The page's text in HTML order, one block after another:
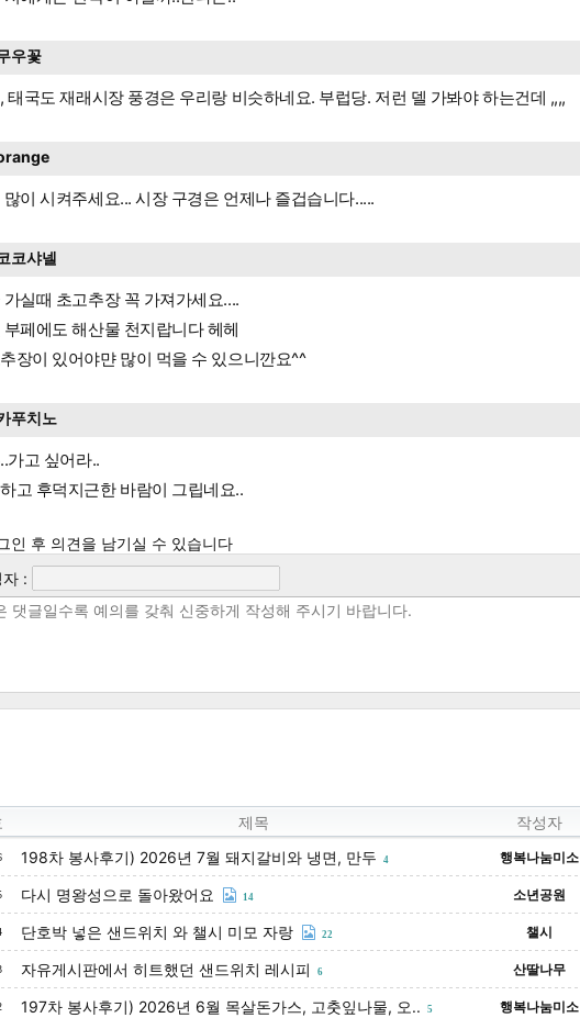
우꽃
태국도 재래시장 풍경은 우리랑 비슷하네요. 부럽당. 저런 델 가봐야 하는건데 ,,,,
많이 시켜주세요... 시장 구경은 언제나 즐겁습니다.....
코샤넬
실때 초고추장 꼭 가져가세요....
부페에도 해산물 천지랍니다 헤헤
장이 있어야먄 많이 먹을 수 있으니깐요^^
푸치노
가고 싶어라..
고 후덕지근한 바람이 그립네요..
인 후 의견을 남기실 수 있습니다
자 :
제목 작성자
198차 봉사후기) 2026년 7월 돼지갈비와 냉면, 만두 4 행복나눔미소
다시 명왕성으로 돌아왔어요 14 소년공원
단호박 넣은 샌드위치 와 챌시 미모 자랑 22 챌시
자유게시판에서 히트했던 샌드위치 레시피 6 산딸나무
197차 봉사후기) 2026년 6월 목살돈가스, 고춧잎나물, 오.. 5 행복나눔미소